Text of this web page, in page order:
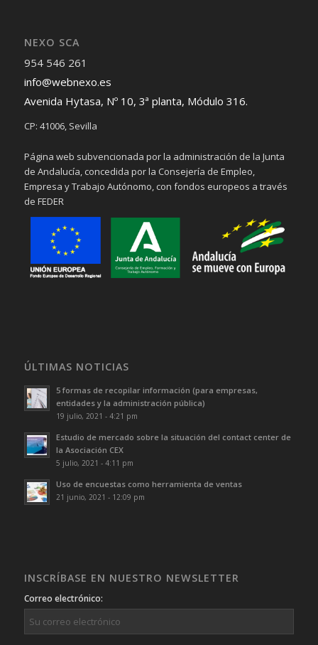
NEXO SCA
954 546 261
info@webnexo.es
Avenida Hytasa, Nº 10, 3ª planta, Módulo 316.
CP: 41006, Sevilla
Página web subvencionada por la administración de la Junta
de Andalucía, concedida por la Consejería de Empleo,
Empresa y Trabajo Autónomo, con fondos europeos a través
de FEDER
ÚLTIMAS NOTICIAS
5 formas de recopilar información (para empresas,
entidades y la administración pública)
19 julio, 2021 - 4:21 pm
Estudio de mercado sobre la situación del contact center de
la Asociación CEX
5 julio, 2021 - 4:11 pm
Uso de encuestas como herramienta de ventas
21 junio, 2021 - 12:09 pm
INSCRÍBASE EN NUESTRO NEWSLETTER
Correo electrónico: